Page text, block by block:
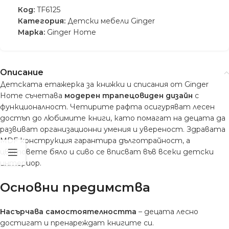
Код: TF6125
Категория: Детски мебели Ginger
Марка: Ginger Home
Описание
Детската етажерка за книжки и списания от Ginger
Home съчетава модерен трапецовиден дизайн с
функционалност. Четирите рафта осигуряват лесен
достъп до любимите книги, като помагат на децата да
развиват организационни умения и увереност. Здравата
MDF конструкция гарантира дълготрайност, а
цветовете бяло и сиво се вписват във всеки детски
интериор.
Основни предимства
Насърчава самостоятелността – децата лесно
достигат и пренареждат книгите си.